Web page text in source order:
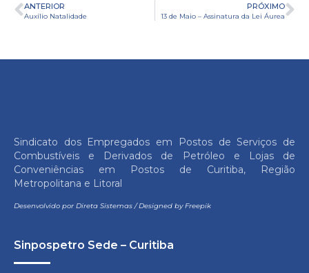
ANTERIOR
Auxílio Natalidade
PRÓXIMO
13 de Maio – Assinatura da Lei Áurea
Sindicato dos Empregados em Postos de Serviços de
Combustíveis e Derivados de Petróleo e Lojas de
Conveniências em Postos de Curitiba, Região
Metropolitana e Litoral
Desenvolvido por Direta Sistemas/Designed by Freepik
Sinpospetro Sede – Curitiba